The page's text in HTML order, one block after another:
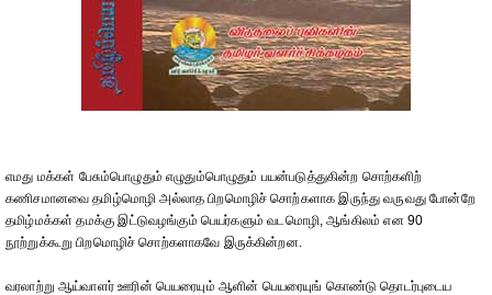
எமது மக்கள் பேசும்பொழுதும் எழுதும்பொழுதும் பயன்படுத்துகின்ற சொற்களிற்
கணிசமானவை தமிழ்மொழி அல்லாத பிறமொழிச் சொற்களாக இருந்து வருவது போன்றே
தமிழ்மக்கள் தமக்கு இட்டுவழங்கும் பெயர்களும் வடமொழி, ஆங்கிலம் என 90
நூற்றுக்கூறு பிறமொழிச் சொற்களாகவே இருக்கின்றன.
வரலாற்று ஆய்வாளர் ஊரின் பெயரையும் ஆளின் பெயரையுங் கொண்டு தொடர்புடைய